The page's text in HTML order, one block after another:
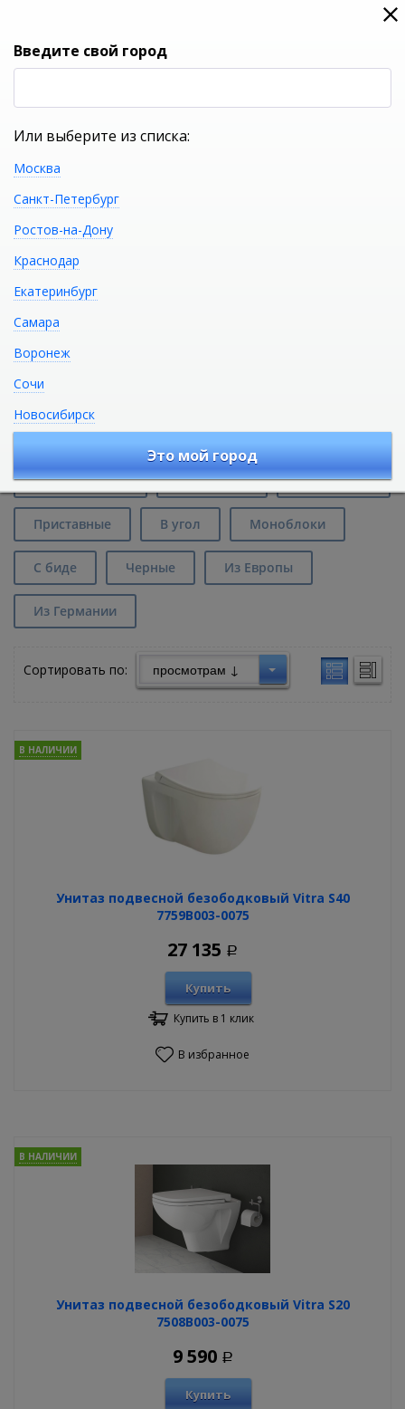
0
Унитазы Vitra в Екатеринбурге
Безободковые Подвесные Напольные
Приставные В угол Моноблоки
С биде Черные Из Европы
Из Германии
Сортировать по:
Унитаз подвесной безободковый Vitra S40
7759B003-0075
В НАЛИЧИИ
27 135 Р
Купить
Купить в 1 клик
В избранное
Унитаз подвесной безободковый Vitra S20
7508B003-0075
В НАЛИЧИИ
9 590 Р
Купить
Введите свой город
Или выберите из списка:
Москва
Санкт-Петербург
Ростов-на-Дону
Краснодар
Екатеринбург
Самара
Воронеж
Сочи
Новосибирск
Это мой город